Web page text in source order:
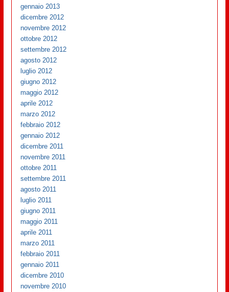
gennaio 2013
dicembre 2012
novembre 2012
ottobre 2012
settembre 2012
agosto 2012
luglio 2012
giugno 2012
maggio 2012
aprile 2012
marzo 2012
febbraio 2012
gennaio 2012
dicembre 2011
novembre 2011
ottobre 2011
settembre 2011
agosto 2011
luglio 2011
giugno 2011
maggio 2011
aprile 2011
marzo 2011
febbraio 2011
gennaio 2011
dicembre 2010
novembre 2010